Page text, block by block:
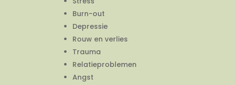
Burn-out
Depressie
Rouw en verlies
Trauma
Relatieproblemen
Angst